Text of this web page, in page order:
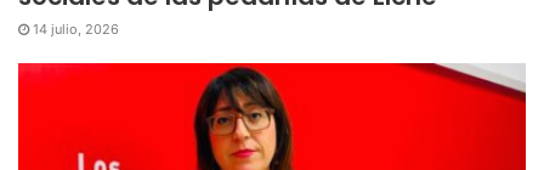
14 julio, 2026